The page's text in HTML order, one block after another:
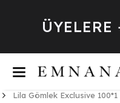
Lila Gömlek Exclusive 100*1